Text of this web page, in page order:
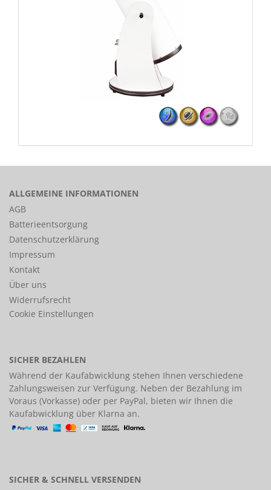
ALLGEMEINE INFORMATIONEN
AGB
Batterieentsorgung
Datenschutzerklärung
Impressum
Kontakt
Über uns
Widerrufsrecht
Cookie Einstellungen
SICHER BEZAHLEN
Während der Kaufabwicklung stehen Ihnen verschiedene
Zahlungsweisen zur Verfügung. Neben der Bezahlung im
Voraus (Vorkasse) oder per PayPal, bieten wir Ihnen die
Kaufabwicklung über Klarna an.
SICHER & SCHNELL VERSENDEN